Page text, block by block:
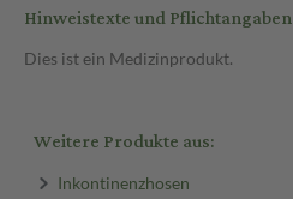
Hinweistexte und Pflichtangaben
Dies ist ein Medizinprodukt.
Weitere Produkte aus:
Inkontinenzhosen